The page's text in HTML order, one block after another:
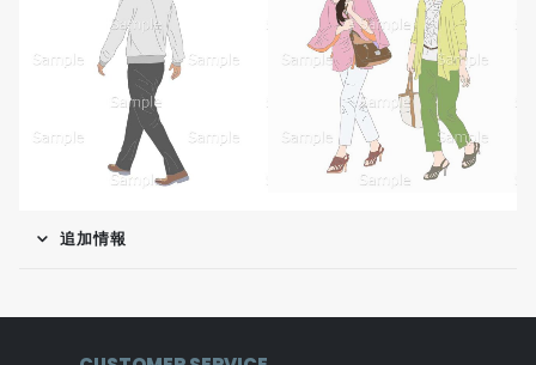
追加情報